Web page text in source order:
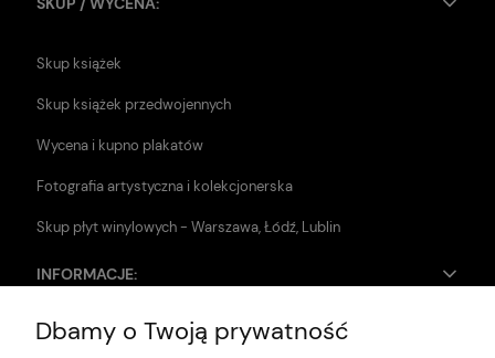
Skup książek
Skup książek przedwojennych
Wycena i kupno plakatów
Fotografia artystyczna i kolekcjonerska
Skup płyt winylowych - Warszawa, Łódź, Lublin
INFORMACJE:
Zwroty i reklamacje
Dbamy o Twoją prywatność